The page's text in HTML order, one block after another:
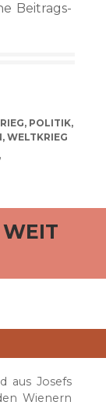
Beitrags-
, POLITIK,
, WELTKRIEG
,
aus Josefs
Wienern